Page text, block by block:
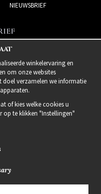
NIEUWSBRIEF
de
winkelervaring en
om onze websites
verzamelen we informatie
of kies welke cookies u
op te klikken "Instellingen"